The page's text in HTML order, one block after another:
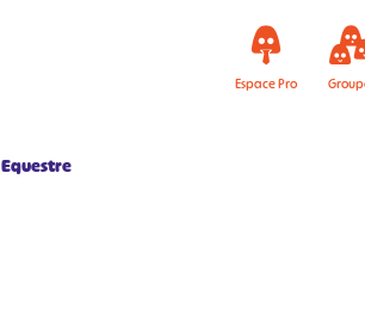
Espace Pro
Equestre